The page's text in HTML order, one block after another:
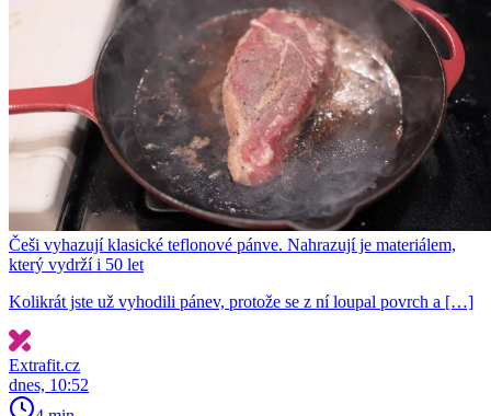
Češi vyhazují klasické teflonové pánve. Nahrazují je materiálem,
který vydrží i 50 let
Kolikrát jste už vyhodili pánev, protože se z ní loupal povrch a […]
Extrafit.cz
dnes, 10:52